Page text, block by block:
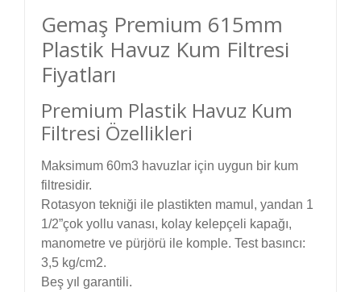
Gemaş Premium 615mm
Plastik Havuz Kum Filtresi
Fiyatları
Premium Plastik Havuz Kum
Filtresi Özellikleri
Maksimum 60m3 havuzlar için uygun bir kum
filtresidir.
Rotasyon tekniği ile plastikten mamul, yandan 1
1/2”çok yollu vanası, kolay kelepçeli kapağı,
manometre ve pürjörü ile komple. Test basıncı:
3,5 kg/cm2.
Beş yıl garantili.